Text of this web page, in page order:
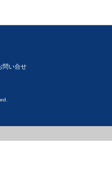
問い合せ